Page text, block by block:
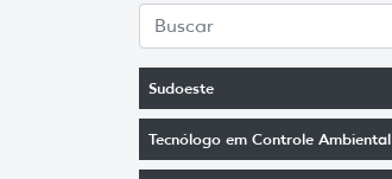
Sudoeste
Tecnólogo em Controle Ambiental